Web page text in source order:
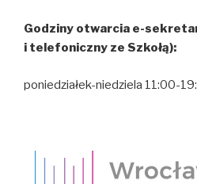
Godziny otwarcia e-
i telefoniczny ze Szkołą):
poniedziałek-niedziela 11:00-